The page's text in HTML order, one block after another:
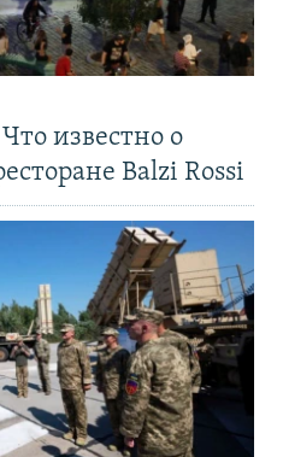
известно о
Balzi Rossi